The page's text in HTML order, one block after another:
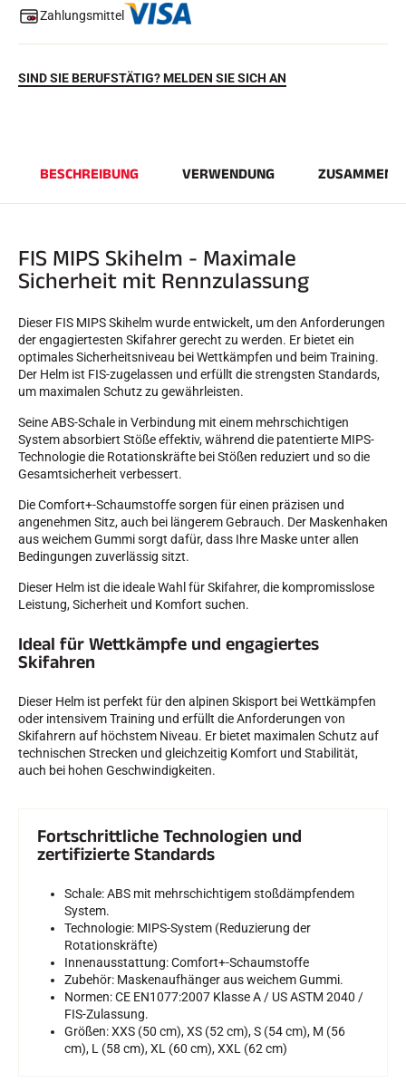
REITEN
SKIRENNEN
SKIFAHREN IN JEDEM GELÄNDE
SKILANGLAUF
Zahlungsmittel
SIND SIE BERUFSTÄTIG? MELDEN SIE SICH AN
BESCHREIBUNG VERWENDUNG
FIS MIPS Skihelm - Maximale
Sicherheit mit Rennzulassung
Dieser FIS MIPS Skihelm wurde entwickelt, um den Anforderungen
der engagiertesten Skifahrer gerecht zu werden. Er bietet ein
optimales Sicherheitsniveau bei Wettkämpfen und beim Training.
Der Helm ist FIS-zugelassen und erfüllt die strengsten Standards,
um maximalen Schutz zu gewährleisten.
Seine ABS-Schale in Verbindung mit einem mehrschichtigen
System absorbiert Stöße effektiv, während die patentierte MIPS-
Technologie die Rotationskräfte bei Stößen reduziert und so die
Gesamtsicherheit verbessert.
Die Comfort+-Schaumstoffe sorgen für einen präzisen und
angenehmen Sitz, auch bei längerem Gebrauch. Der Maskenhaken
aus weichem Gummi sorgt dafür, dass Ihre Maske unter allen
Bedingungen zuverlässig sitzt.
Dieser Helm ist die ideale Wahl für Skifahrer, die kompromisslose
Leistung, Sicherheit und Komfort suchen.
Ideal für Wettkämpfe und engagiertes
Skifahren
Dieser Helm ist perfekt für den alpinen Skisport bei Wettkämpfen
oder intensivem Training und erfüllt die Anforderungen von
Skifahrern auf höchstem Niveau. Er bietet maximalen Schutz auf
technischen Strecken und gleichzeitig Komfort und Stabilität,
auch bei hohen Geschwindigkeiten.
Fortschrittliche Technologien und
zertifizierte Standards
Schale: ABS mit mehrschichtigem stoßdämpfendem
System.
Technologie: MIPS-System (Reduzierung der
Rotationskräfte)
Innenausstattung: Comfort+-Schaumstoffe
Zubehör: Maskenaufhänger aus weichem Gummi.
Normen: CE EN1077:2007 Klasse A / US ASTM 2040 /
FIS-Zulassung.
Größen: XXS (50 cm), XS (52 cm), S (54 cm), M (56
cm), L (58 cm), XL (60 cm), XXL (62 cm)